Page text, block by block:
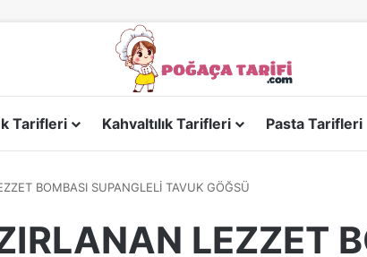
Tarifleri Kahvaltılık Tarifleri Pasta Tarifleri
BOMBASI SUPANGLELİ TAVUK GÖĞSÜ
LEZZET